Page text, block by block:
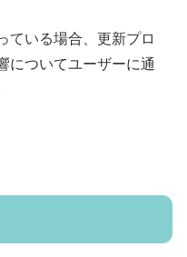
ている場合、更新プロ
についてユーザーに通